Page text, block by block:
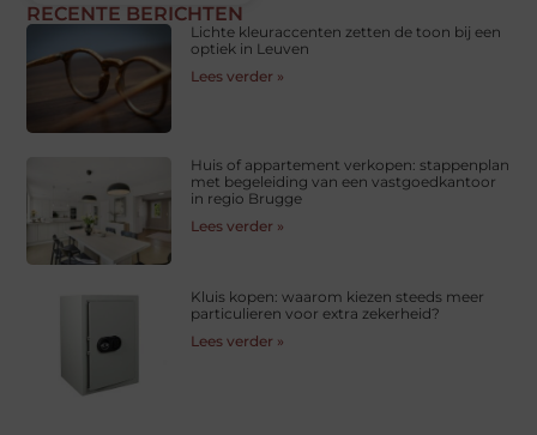
RECENTE BERICHTEN
Lichte kleuraccenten zetten de toon bij een
optiek in Leuven
Lees verder »
Huis of appartement verkopen: stappenplan
met begeleiding van een vastgoedkantoor
in regio Brugge
Lees verder »
Kluis kopen: waarom kiezen steeds meer
particulieren voor extra zekerheid?
Lees verder »